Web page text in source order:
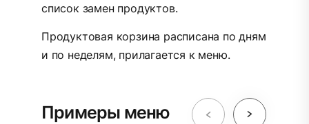
список замен продуктов.
Продуктовая корзина расписана по дням
и по неделям, прилагается к меню.
Примеры меню